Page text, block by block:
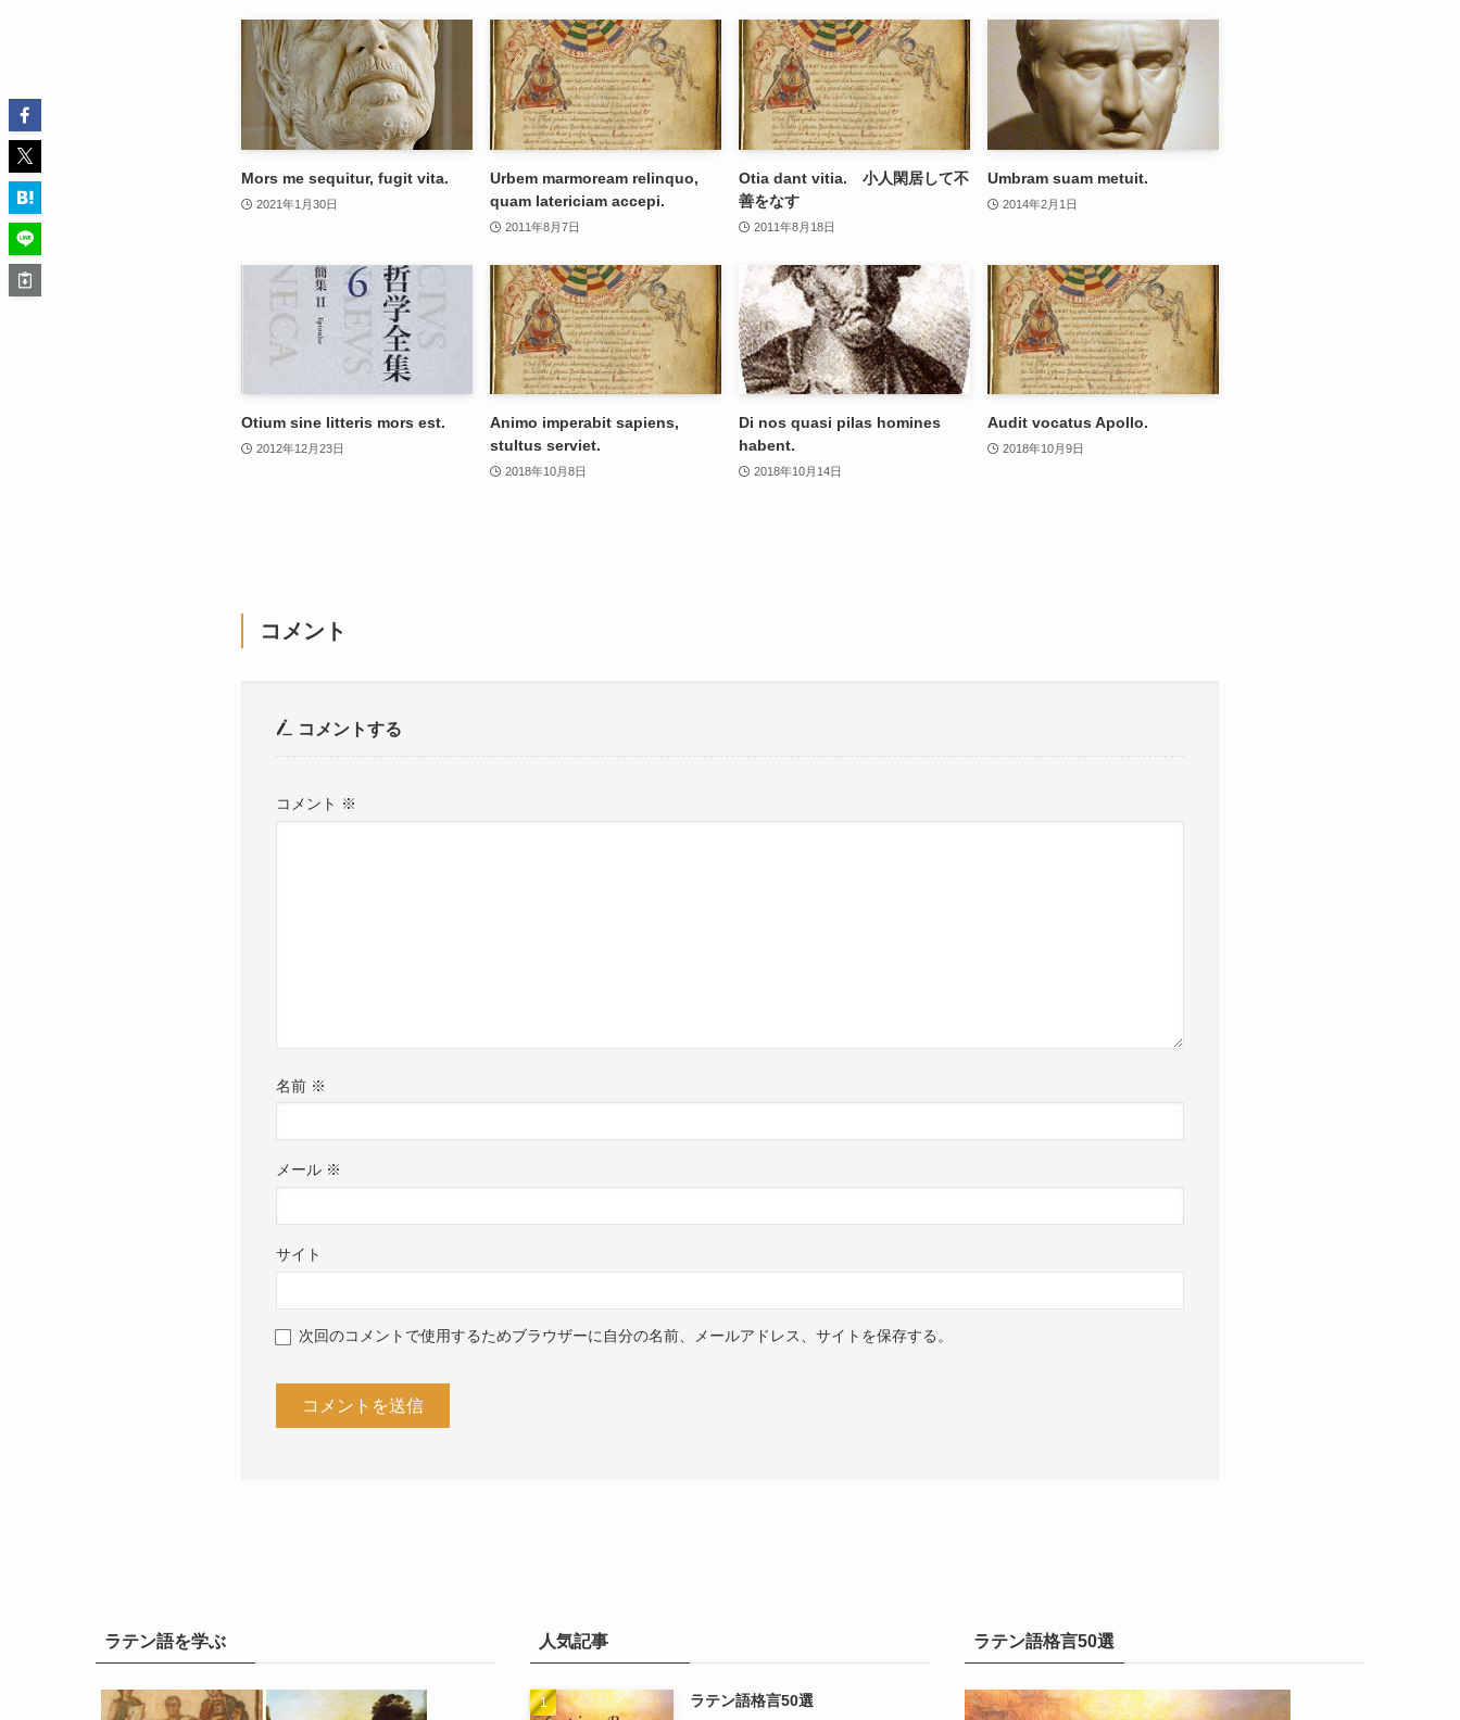
Mors me sequitur, fugit vita.
2021年1月30日
Urbem marmoream relinquo,
quam latericiam accepi.
2011年8月7日
Otia dant vitia. 小人閑居して不
善をなす
2011年8月18日
Umbram suam metuit.
2014年2月1日
Otium sine litteris mors est.
2012年12月23日
Animo imperabit sapiens,
stultus serviet.
2018年10月8日
Di nos quasi pilas homines
habent.
2018年10月14日
Audit vocatus Apollo.
2018年10月9日
コメント
コメントする
コメント ※
名前 ※
メール ※
サイト
次回のコメントで使用するためブラウザーに自分の名前、メールアドレス、サイトを保存する。
ラテン語を学ぶ 人気記事
ラテン語格言50選
ラテン語格言50選